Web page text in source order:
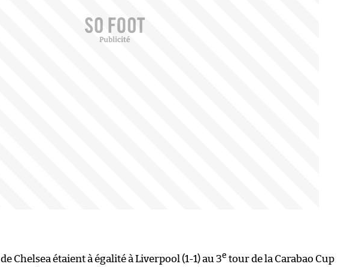
de Chelsea étaient à égalité à Liverpool (1-1) au 3e tour de la Carabao Cup